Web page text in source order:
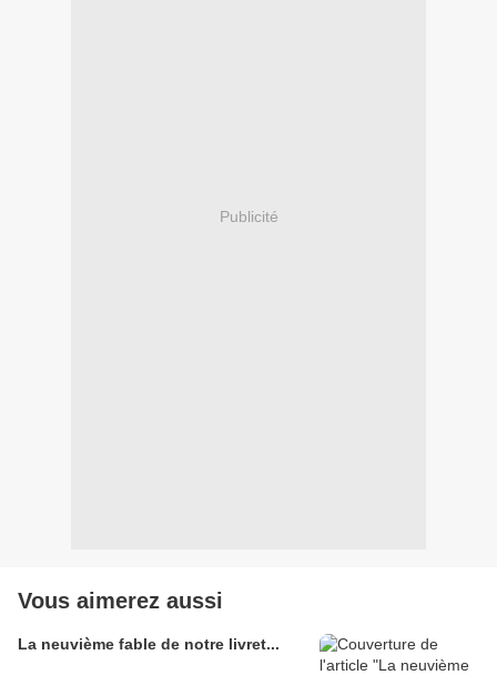
Publicité
Vous aimerez aussi
La neuvième fable de notre livret...